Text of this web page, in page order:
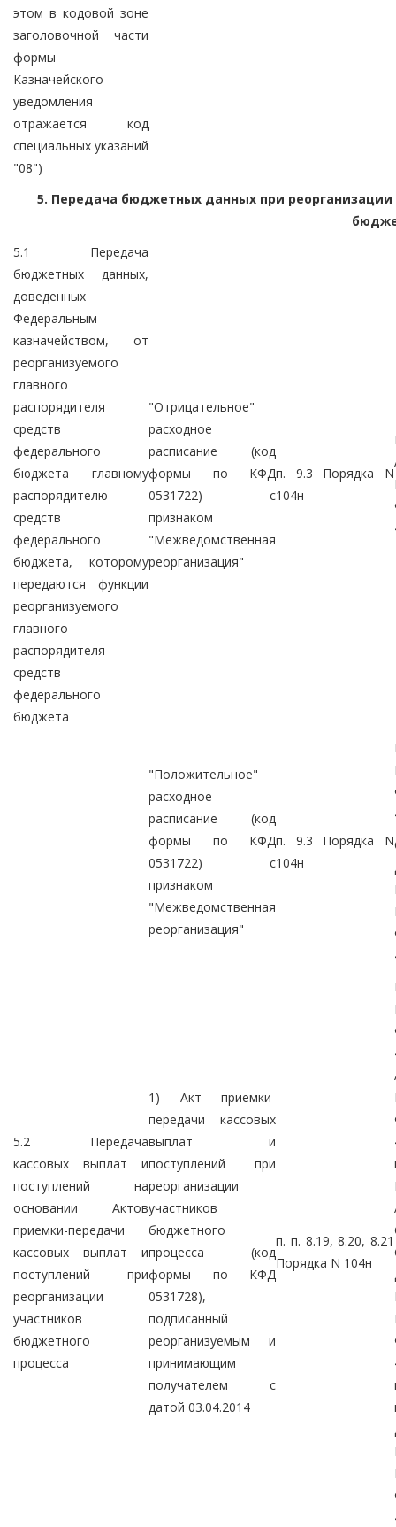
этом в кодовой зоне
заголовочной части
формы
Казначейского
уведомления
отражается код
специальных указаний
"08")
5. Передача бюджетных данных при
5.1 Передача
бюджетных данных,
доведенных
Федеральным
казначейством, от
реорганизуемого
главного
распорядителя
средств
федерального
бюджета главному
распорядителю
средств
федерального
бюджета, которому
передаются функции
реорганизуемого
главного
распорядителя
средств
федерального
бюджета
"Отрицательное"
расходное
расписание (код
формы по КФД
0531722) с
признаком
"Межведомственная
реорганизация"
п. 9.3 Порядка N
104н
"Положительное"
расходное
расписание (код
формы по КФД
0531722) с
признаком
"Межведомственная
реорганизация"
п. 9.3 Порядка N
104н
5.2 Передача
кассовых выплат и
поступлений на
основании Актов
приемки-передачи
кассовых выплат и
поступлений при
реорганизации
участников
бюджетного
процесса
1) Акт приемки-
передачи кассовых
выплат и
поступлений при
реорганизации
участников
бюджетного
процесса (код
формы по КФД
0531728),
подписанный
реорганизуемым и
принимающим
получателем с
датой 03.04.2014
п. п. 8.19, 8.20, 8.21
Порядка N 104н